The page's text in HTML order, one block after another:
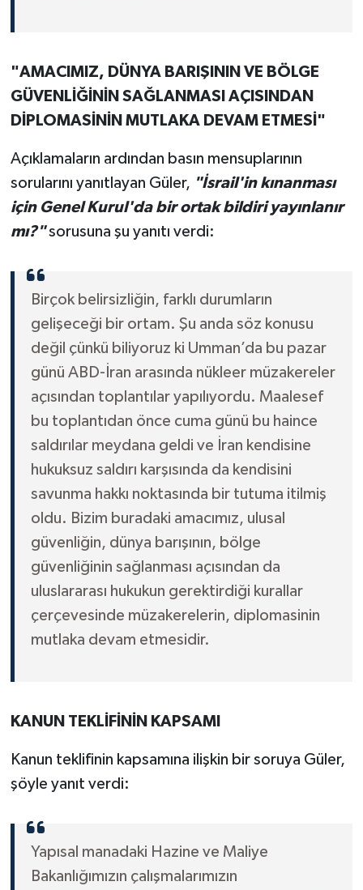
"AMACIMIZ, DÜNYA BARIŞININ VE BÖLGE
GÜVENLİĞİNİN SAĞLANMASI AÇISINDAN
DİPLOMASİNİN MUTLAKA DEVAM ETMESİ"
Açıklamaların ardından basın mensuplarının
sorularını yanıtlayan Güler, "İsrail'in kınanması
için Genel Kurul'da bir ortak bildiri yayınlanır
mı?"sorusuna şu yanıtı verdi:
Birçok belirsizliğin, farklı durumların
gelişeceği bir ortam. Şu anda söz konusu
değil çünkü biliyoruz ki Umman’da bu pazar
günü ABD-İran arasında nükleer müzakereler
açısından toplantılar yapılıyordu. Maalesef
bu toplantıdan önce cuma günü bu haince
saldırılar meydana geldi ve İran kendisine
hukuksuz saldırı karşısında da kendisini
savunma hakkı noktasında bir tutuma itilmiş
oldu. Bizim buradaki amacımız, ulusal
güvenliğin, dünya barışının, bölge
güvenliğinin sağlanması açısından da
uluslararası hukukun gerektirdiği kurallar
çerçevesinde müzakerelerin, diplomasinin
mutlaka devam etmesidir.
KANUN TEKLİFİNİN KAPSAMI
Kanun teklifinin kapsamına ilişkin bir soruya Güler,
şöyle yanıt verdi:
Yapısal manadaki Hazine ve Maliye
Bakanlığımızın çalışmalarımızın